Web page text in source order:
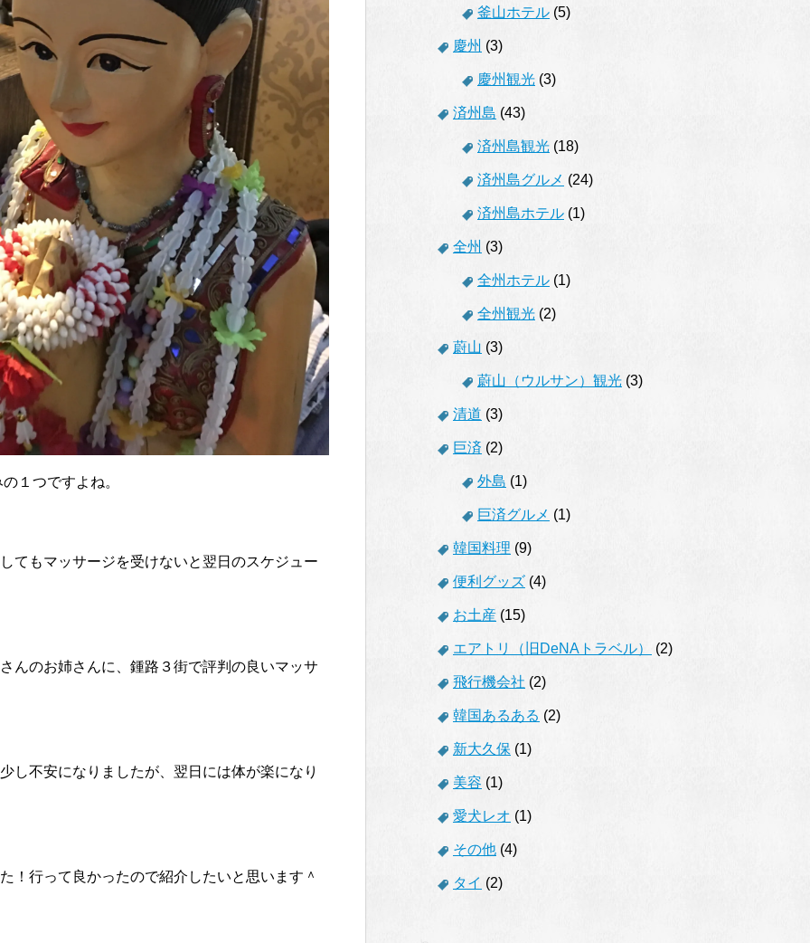
１つですよね。
てもマッサージを受けないと翌日のスケジュー
んのお姉さんに、鍾路３街で評判の良いマッサ
し不安になりましたが、翌日には体が楽になり
！行って良かったので紹介したいと思います＾
釜山ホテル (5)
慶州 (3)
慶州観光 (3)
済州島 (43)
済州島観光 (18)
済州島グルメ (24)
済州島ホテル (1)
全州 (3)
全州ホテル (1)
全州観光 (2)
蔚山 (3)
蔚山（ウルサン）観光 (3)
清道 (3)
巨済 (2)
外島 (1)
巨済グルメ (1)
韓国料理 (9)
便利グッズ (4)
お土産 (15)
エアトリ（旧DeNAトラベル） (2)
飛行機会社 (2)
韓国あるある (2)
新大久保 (1)
美容 (1)
愛犬レオ (1)
その他 (4)
タイ (2)